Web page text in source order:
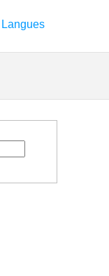
Langues